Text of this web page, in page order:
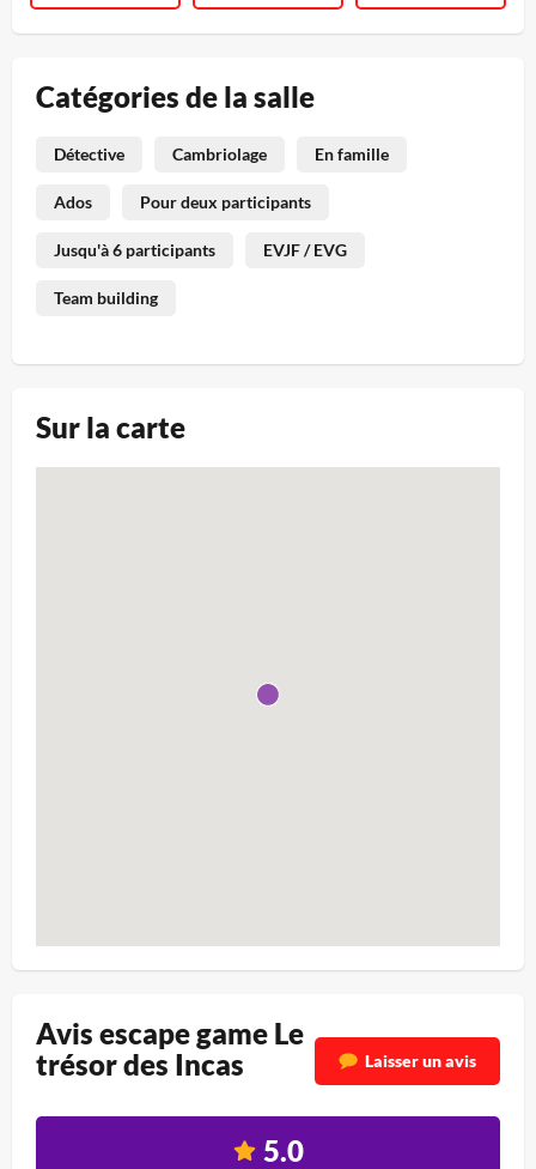
Catégories de la salle
Détective Cambriolage En famille
Ados Pour deux participants
Jusqu'à 6 participants EVJF / EVG
Team building
Sur la carte
Avis escape game Le
trésor des Incas
Laisser un avis
5.0